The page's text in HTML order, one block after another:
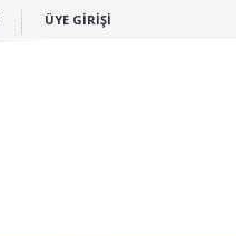
ÜYE GİRİŞİ